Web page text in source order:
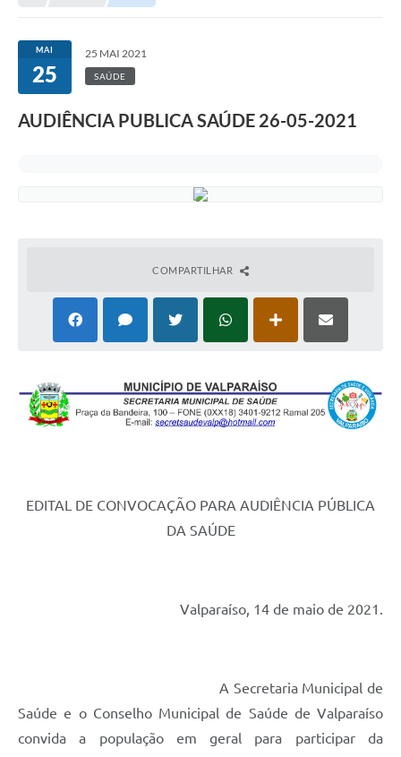
SECRETARIA E DEPARTAMENTOS
Planos Municipais
Defesa Civil
Leis Municipais Online
Galeria de Fotos
Projetos
Contas Públicas
MAI
25
25 MAI 2021
SAÚDE
AUDIÊNCIA PUBLICA SAÚDE 26-05-2021
COMPARTILHAR
EDITAL DE CONVOCAÇÃO PARA AUDIÊNCIA PÚBLICA
DA SAÚDE
Valparaíso, 14 de maio de 2021.
A Secretaria Municipal de
Saúde e o Conselho Municipal de Saúde de Valparaíso
convida a população em geral para participar da